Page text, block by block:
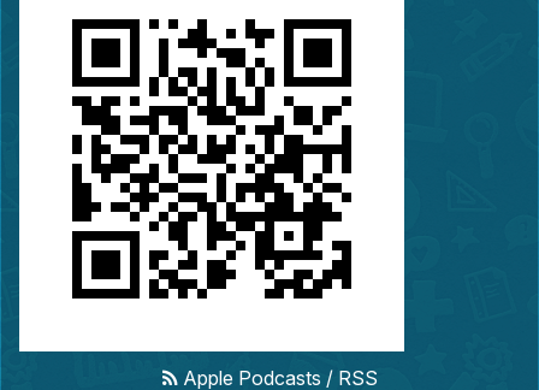
Apple Podcasts / RSS